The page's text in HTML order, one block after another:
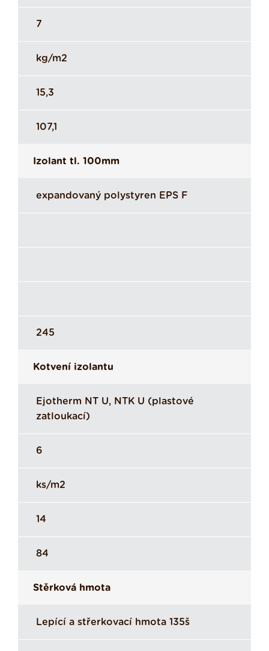
7
kg/m2
15,3
107,1
Izolant tl. 100mm
expandovaný polystyren EPS F
245
Kotvení izolantu
Ejotherm NT U, NTK U (plastové
zatloukací)
6
ks/m2
14
84
Stěrková hmota
Lepící a střerkovací hmota 135š